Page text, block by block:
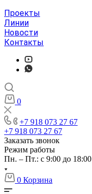
Проекты
Линии
Новости
Контакты
0
+7 918 073 27 67
+7 918 073 27 67
Заказать звонок
Режим работы
Пн. – Пт.: с 9:00 до 18:00
0 Корзина